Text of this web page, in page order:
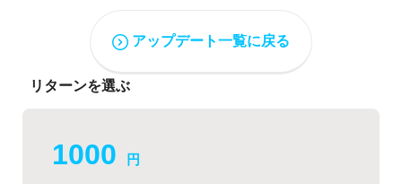
アップデート一覧に戻る
リターンを選ぶ
1000 円